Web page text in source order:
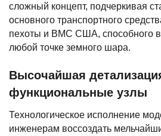
сложный концепт, подчеркивая
основного транспортного
пехоты и ВМС США, способного
любой точке земного шара.
Высочайшая
функциональные узлы
Технологическое исполнение
инженерам воссоздать